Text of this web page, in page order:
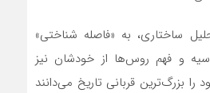
ساختاری، به «فاصله شناختی»
و فهم روس‌ها از خودشان نیز
بزرگ‌ترین قربانی تاریخ می‌دانند